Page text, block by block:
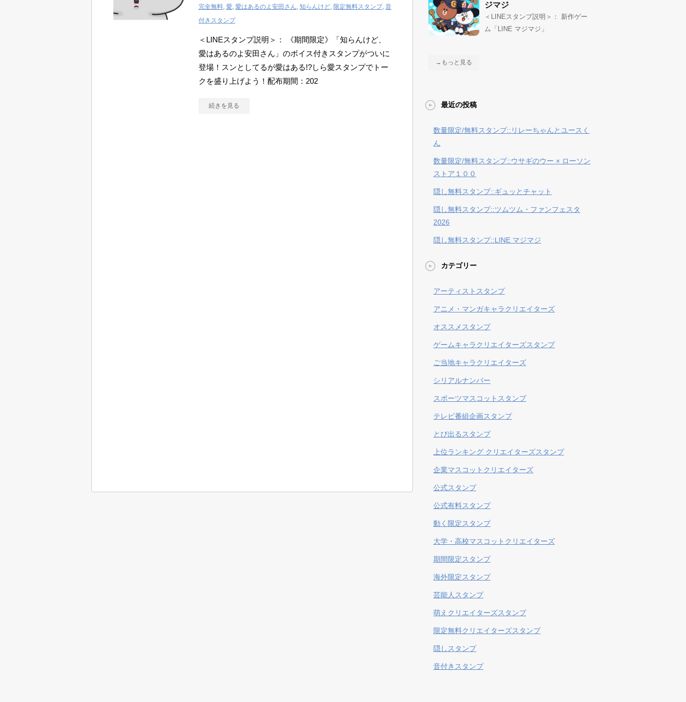
完全無料, 愛, 愛はあるのよ安田さん, 知らんけど, 限定無料スタンプ, 音
付きスタンプ
＜LINEスタンプ説明＞： 《期間限定》「知らんけど、
愛はあるのよ安田さん」のボイス付きスタンプがついに
登場！スンとしてるが愛はある!?しら愛スタンプでトー
クを盛り上げよう！配布期間：202
続きを見る
ジマジ
＜LINEスタンプ説明＞： 新作ゲー
ム「LINE マジマジ」
→もっと見る
最近の投稿
数量限定/無料スタンプ::リレーちゃんとユースく
ん
数量限定/無料スタンプ::ウサギのウー × ローソン
ストア１００
隠し無料スタンプ::ギュッとチャット
隠し無料スタンプ::ツムツム・ファンフェスタ
2026
隠し無料スタンプ::LINE マジマジ
カテゴリー
アーティストスタンプ
アニメ・マンガキャラクリエイターズ
オススメスタンプ
ゲームキャラクリエイターズスタンプ
ご当地キャラクリエイターズ
シリアルナンバー
スポーツマスコットスタンプ
テレビ番組企画スタンプ
とび出るスタンプ
上位ランキング クリエイターズスタンプ
企業マスコットクリエイターズ
公式スタンプ
公式有料スタンプ
動く限定スタンプ
大学・高校マスコットクリエイターズ
期間限定スタンプ
海外限定スタンプ
芸能人スタンプ
萌えクリエイターズスタンプ
限定無料クリエイターズスタンプ
隠しスタンプ
音付きスタンプ